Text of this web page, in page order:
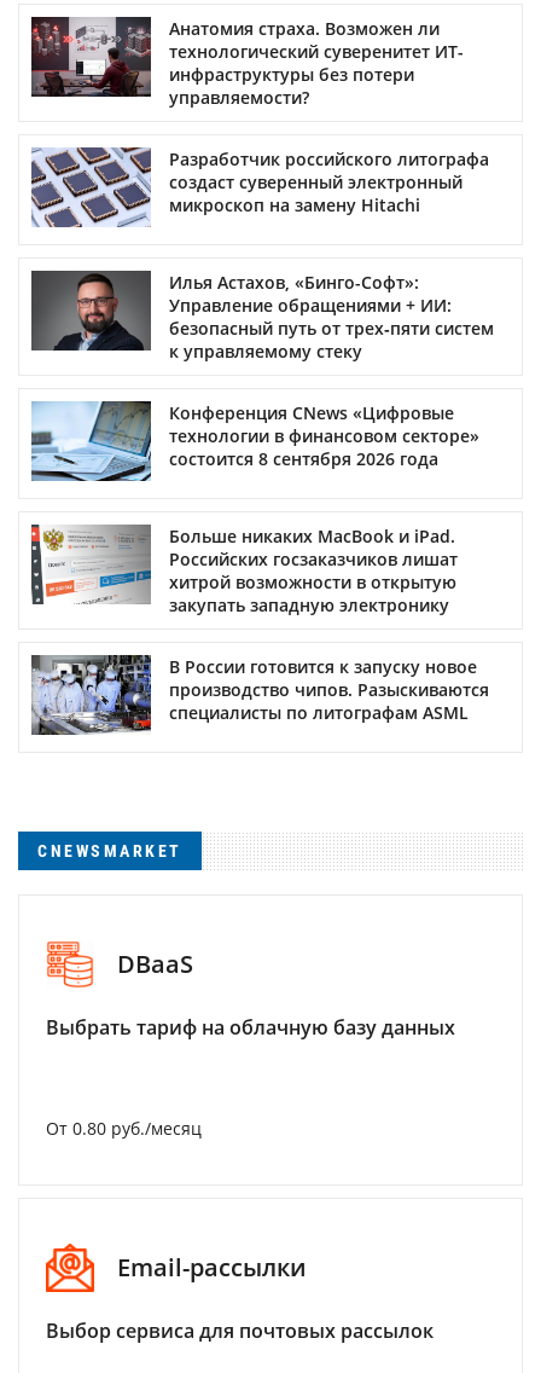
Анатомия страха. Возможен ли
технологический суверенитет ИТ-
инфраструктуры без потери
управляемости?
Разработчик российского литографа
создаст суверенный электронный
микроскоп на замену Hitachi
Илья Астахов, «Бинго-Софт»:
Управление обращениями + ИИ:
безопасный путь от трех‑пяти систем
к управляемому стеку
Конференция CNews «Цифровые
технологии в финансовом секторе»
состоится 8 сентября 2026 года
Больше никаких MacBook и iPad.
Российских госзаказчиков лишат
хитрой возможности в открытую
закупать западную электронику
В России готовится к запуску новое
производство чипов. Разыскиваются
специалисты по литографам ASML
CNEWSMARKET
DBaaS
Выбрать тариф на облачную базу данных
От 0.80 руб./месяц
Email-рассылки
Выбор сервиса для почтовых рассылок